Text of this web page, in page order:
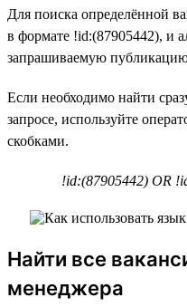
Для поиска определённой
в формате !id:(87905442), и
запрашиваемую
Если необходимо найти
запросе, используйте
скобками.
!id:(87905442) OR
Найти все
менеджера